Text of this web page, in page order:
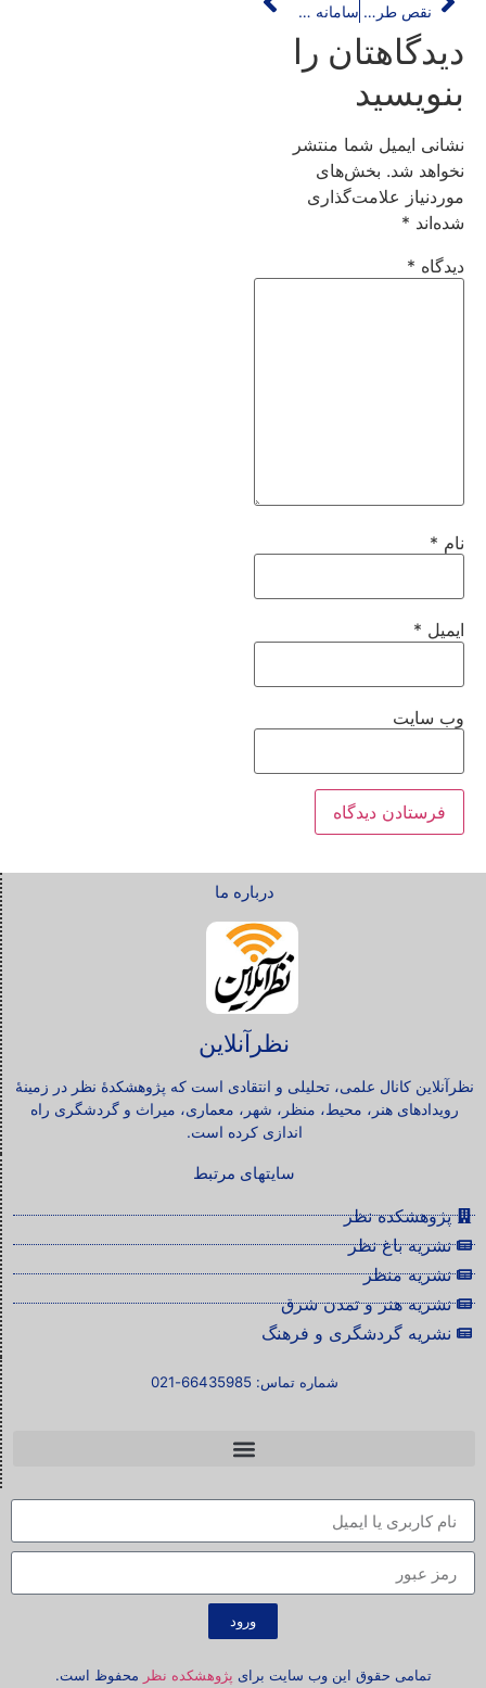
نقص طرح جامع، دلیل نادیده‌گرفتن آن توسط مدیریت شهری سامانه شفافیت شهرداری؛ ابزار آگاهی‌بخشی واقعی یا صوری؟
دیدگاهتان را
بنویسید
نشانی ایمیل شما منتشر
نخواهد شد. بخش‌های
موردنیاز علامت‌گذاری
شده‌اند *
دیدگاه *
نام *
ایمیل *
وب‌ سایت
درباره ما
نظرآنلاین
نظرآنلاین کانال علمی، تحلیلی و انتقادی است که پژوهشکدۀ نظر در زمینۀ
رویدادهای هنر، محیط، منظر، شهر، معماری، میراث و گردشگری راه
اندازی کرده است.
سایتهای مرتبط
پژوهشکده نظر
نشریه باغ نظر
نشریه منظر
نشریه هنر و تمدن شرق
نشریه گردشگری و فرهنگ
شماره تماس: 66435985-021
ورود
تمامی حقوق این وب سایت برای پژوهشکده نظر محفوظ است.